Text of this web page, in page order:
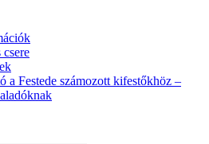
csere
a Festede számozott kifestőkhöz –